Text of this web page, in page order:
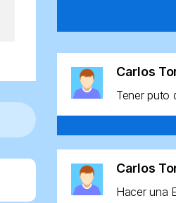
Carlos
Tener puto
Carlos
Hacer una